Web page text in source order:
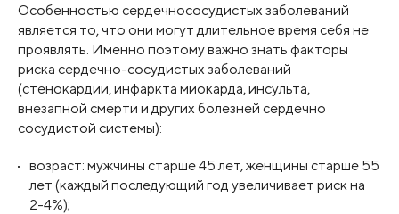
Особенностью сердечнососудистых заболеваний
является то, что они могут длительное время себя не
проявлять. Именно поэтому важно знать факторы
риска сердечно-сосудистых заболеваний
(стенокардии, инфаркта миокарда, инсульта,
внезапной смерти и других болезней сердечно
сосудистой системы):
возраст: мужчины старше 45 лет, женщины старше 55
лет (каждый последующий год увеличивает риск на
2-4%);